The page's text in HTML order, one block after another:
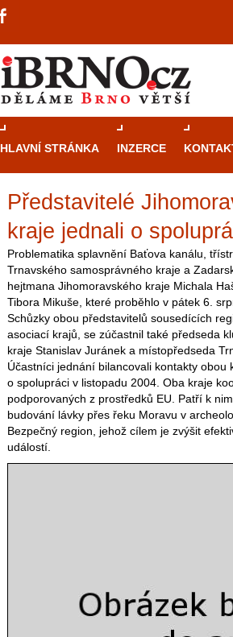
HLAVNÍ STRÁNKA INZERCE
Představitelé
kraje jednali o
Problematika splavnění Baťova kanálu,
Trnavského samosprávného kraje a
hejtmana Jihomoravského kraje Michala
Tibora Mikuše, které proběhlo v pátek 6.
Schůzky obou představitelů sousedících
asociací krajů, se zúčastnil také předseda
kraje Stanislav Juránek a místopředseda
Účastníci jednání bilancovali kontakty
o spolupráci v listopadu 2004. Oba kraje
podporovaných z prostředků EU. Patří k
budování lávky přes řeku Moravu v
Bezpečný region, jehož cílem je zvýšit
událostí.
návštěvníky, tak pro příležitostné hráče. V...